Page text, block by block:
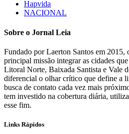
Hapvida
NACIONAL
Sobre o Jornal Leia
Fundado por Laerton Santos em
principal missão integrar as cidades
Litoral Norte, Baixada Santista e Vale
diferencial o olhar crítico que define a
busca de contato cada vez mais
tem investido na cobertura diária,
esse fim.
Links Rápidos